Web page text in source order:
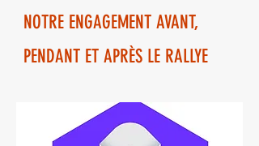
NOTRE ENGAGEMENT AVANT,
PENDANT ET APRÈS LE RALLYE